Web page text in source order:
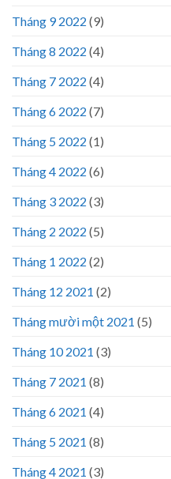
Tháng 9 2022 (9)
Tháng 8 2022 (4)
Tháng 7 2022 (4)
Tháng 6 2022 (7)
Tháng 5 2022 (1)
Tháng 4 2022 (6)
Tháng 3 2022 (3)
Tháng 2 2022 (5)
Tháng 1 2022 (2)
Tháng 12 2021 (2)
Tháng mười một 2021 (5)
Tháng 10 2021 (3)
Tháng 7 2021 (8)
Tháng 6 2021 (4)
Tháng 5 2021 (8)
Tháng 4 2021 (3)